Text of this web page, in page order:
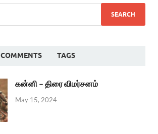
COMMENTS TAGS
கன்னி – திரை விமர்சனம்
May 15, 2024